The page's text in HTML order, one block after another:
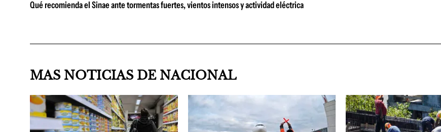
Qué recomienda el Sinae ante tormentas fuertes, vientos intensos y actividad eléctrica
MAS NOTICIAS DE NACIONAL